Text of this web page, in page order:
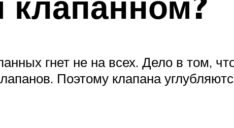
гнет не на всех. Дело в том,
Поэтому клапана